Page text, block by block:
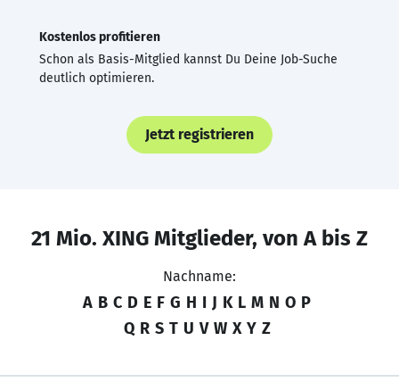
Kostenlos profitieren
Schon als Basis-Mitglied kannst Du Deine Job-Suche
deutlich optimieren.
Jetzt registrieren
21 Mio. XING Mitglieder, von A bis Z
Nachname:
A B C D E F G H I J K L M N O P
Q R S T U V W X Y Z